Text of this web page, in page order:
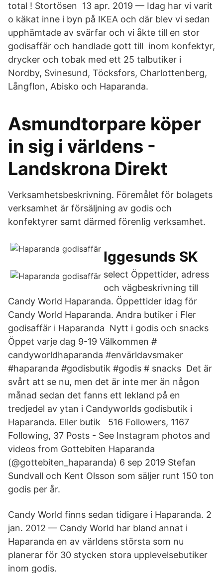
total ! Stortösen 13 apr. 2019 — Idag har vi varit
o käkat inne i byn på IKEA och där blev vi sedan
upphämtade av svärfar och vi åkte till en stor
godisaffär och handlade gott till inom konfektyr,
drycker och tobak med ett 25 talbutiker i
Nordby, Svinesund, Töcksfors, Charlottenberg,
Långflon, Abisko och Haparanda.
Asmundtorpare köper
in sig i världens -
Landskrona Direkt
Verksamhetsbeskrivning. Föremålet för bolagets
verksamhet är försäljning av godis och
konfektyrer samt därmed förenlig verksamhet.
Iggesunds SK
select Öppettider, adress
och vägbeskrivning till
Candy World Haparanda. Öppettider idag för
Candy World Haparanda. Andra butiker i Fler
godisaffär i Haparanda Nytt i godis och snacks
Öppet varje dag 9-19 Välkommen #
candyworldhaparanda #envärldavsmaker
#haparanda #godisbutik #godis # snacks Det är
svårt att se nu, men det är inte mer än någon
månad sedan det fanns ett lekland på en
tredjedel av ytan i Candyworlds godisbutik i
Haparanda. Eller butik 516 Followers, 1167
Following, 37 Posts - See Instagram photos and
videos from Gottebiten Haparanda
(@gottebiten_haparanda) 6 sep 2019 Stefan
Sundvall och Kent Olsson som säljer runt 150 ton
godis per år.
Candy World finns sedan tidigare i Haparanda. 2
jan. 2012 — Candy World har bland annat i
Haparanda en av världens största som nu
planerar för 30 stycken stora upplevelsebutiker
inom godis.